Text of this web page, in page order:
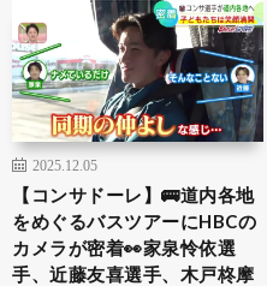
2025.12.05
【コンサドーレ】🚌道内各地
をめぐるバスツアーにHBCの
カメラが密着👀家泉怜依選
手、近藤友喜選手、木戸柊摩